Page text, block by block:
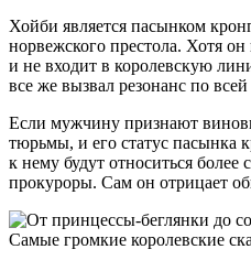
Хойби является пасынком
норвежского престола. Хотя он
и не входит в королевскую
все же вызвал резонанс по всей
Если мужчину признают
тюрьмы, и его статус пасынка
к нему будут относиться более
прокуроры. Сам он отрицает